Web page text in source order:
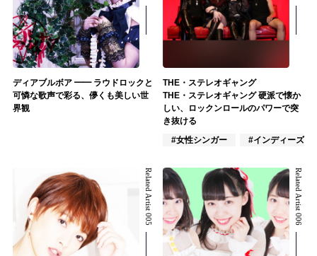
ディアブルボア ━━ ラウドロックと
可憐な歌声で彩る、儚くも美しい世
界観
THE・ステレオギャング
THE・ステレオギャング 硬派で懐か
しい、ロックンロールのパワーで突
き抜ける
#女性シンガー
#インディーズ
Related Artist 005 Related Artist 006